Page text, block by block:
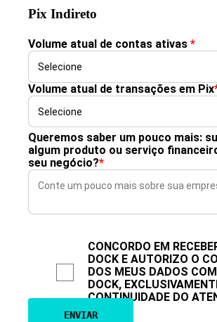
Pix Indireto
Volume atual de contas ativas *
Volume atual de transações em Pix
Queremos saber um pouco mais:
algum produto ou serviço
seu negócio?*
CONCORDO EM
DOCK E AUTORIZO O
DOS MEUS DADOS
DOCK,
CONTINUIDADE DO